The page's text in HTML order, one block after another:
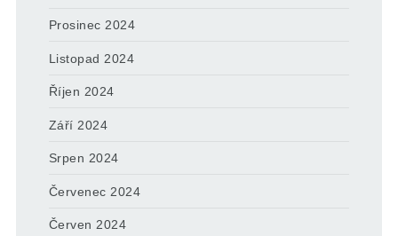
Prosinec 2024
Listopad 2024
Říjen 2024
Září 2024
Srpen 2024
Červenec 2024
Červen 2024